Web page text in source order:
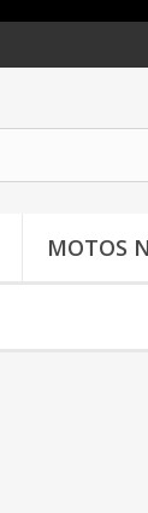
MOTOS